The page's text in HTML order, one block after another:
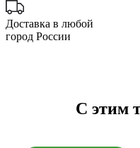
Доставка в любой
город России
С этим